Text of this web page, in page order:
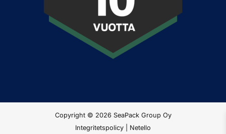
Copyright © 2026 SeaPack Group Oy
Integritetspolicy
Netello